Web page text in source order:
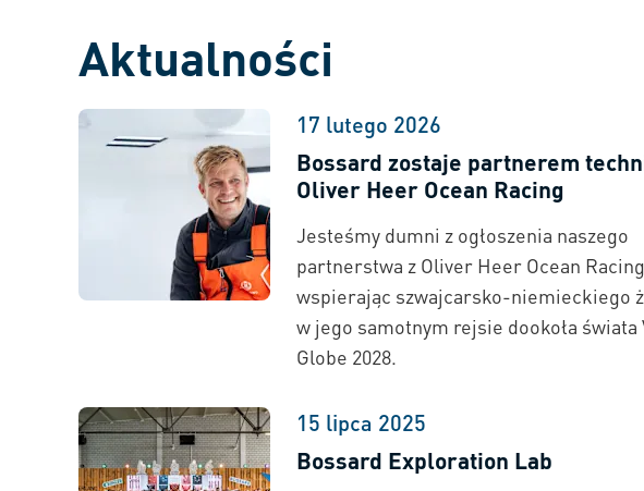
Aktualności
17 lutego 2026
Bossard zostaje partnerem
Oliver Heer Ocean Racing
Jesteśmy dumni z ogłoszenia naszego
partnerstwa z Oliver Heer Ocean
wspierając szwajcarsko-niemieckiego
w jego samotnym rejsie dookoła świata
Globe 2028.
15 lipca 2025
Bossard Exploration Lab